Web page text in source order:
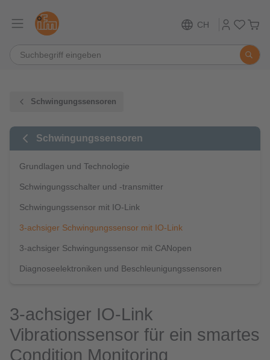
CH
Schwingungssensoren
Schwingungssensoren
Grundlagen und Technologie
Schwingungsschalter und -transmitter
Schwingungssensor mit IO-Link
3-achsiger Schwingungssensor mit IO-Link
3-achsiger Schwingungssensor mit CANopen
Diagnoseelektroniken und Beschleunigungssensoren
3-achsiger IO-Link
Vibrationssensor für ein smartes
Condition Monitoring